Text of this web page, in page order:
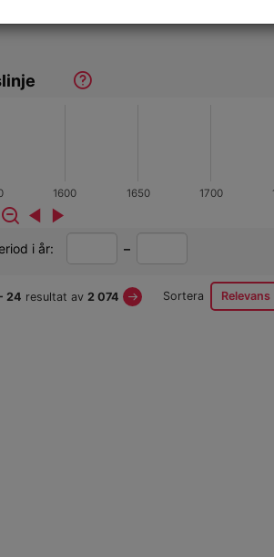
1600 1650 1700
i år:
året
–
året
Sortera Relevans
24 resultat av 2 074 Next
Page